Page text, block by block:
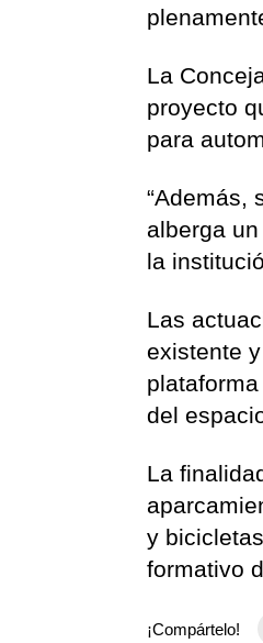
La
proyecto
para
“Además,
alberga
la
Las
existente
del
La
y
formativo
¡Compártelo!